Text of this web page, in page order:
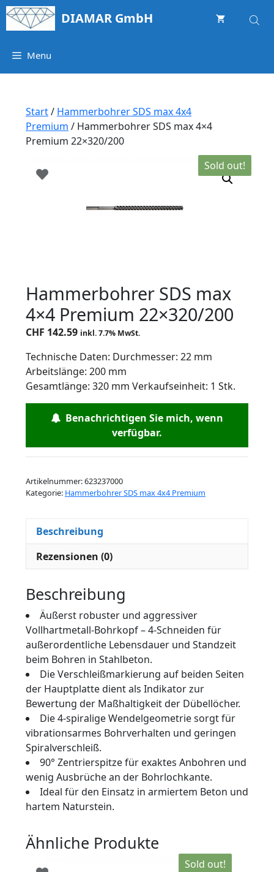
Springe
zum
DIAMAR GmbH
Menu
Start/ Hammerbohrer SDS max 4x4
Premium / Hammerbohrer SDS max 4×4
Premium 22×320/200
Sold out!
Hammerbohrer SDS max
4×4 Premium 22×320/200
CHF 142.59 inkl. 7.7% MwSt.
Technische Daten: Durchmesser: 22 mm
Arbeitslänge: 200 mm
Gesamtlänge: 320 mm Verkaufseinheit: 1 Stk.
Benachrichtigen Sie mich, wenn
verfügbar.
Artikelnummer:623237000
Kategorie: Hammerbohrer SDS max 4x4 Premium
Beschreibung
Rezensionen (0)
Beschreibung
Äußerst robuster und aggressiver
Vollhartmetall-Bohrkopf – 4-Schneiden für
außerordentliche Lebensdauer und Standzeit
beim Bohren in Stahlbeton.
Die Verschleißmarkierung auf beiden Seiten
der Hauptplatte dient als Indikator zur
Bewertung der Maßhaltigkeit der Dübellöcher.
Die 4-spiralige Wendelgeometrie sorgt für
vibrationsarmes Bohrverhalten und geringen
Spiralverschleiß.
90° Zentrierspitze für exaktes Anbohren und
wenig Ausbrüche an der Bohrlochkante.
Ideal für den Einsatz in armiertem Beton und
hartem Naturstein.
Ähnliche Produkte
Sold out!